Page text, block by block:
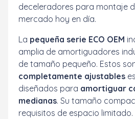
deceleradores para montaje
mercado hoy en día.
La pequeña serie ECO OEM
amplia de amortiguadores
de tamaño pequeño. Estos
completamente ajustables
diseñados para amortiguar
medianas. Su tamaño
requisitos de espacio